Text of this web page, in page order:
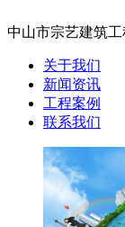
中山市宗艺建筑工
关于我们
新闻资讯
工程案例
联系我们